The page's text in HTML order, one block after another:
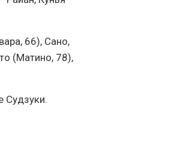
66), Сано,
(Матино, 78),
Судзуки.